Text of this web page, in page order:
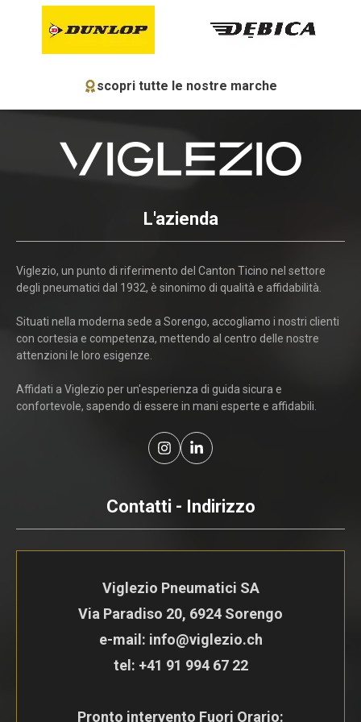
scopri tutte le nostre marche
L'azienda
Viglezio, un punto di riferimento del Canton Ticino nel settore
degli pneumatici dal 1932, è sinonimo di qualità e affidabilità.
Situati nella moderna sede a Sorengo, accogliamo i nostri clienti
con cortesia e competenza, mettendo al centro delle nostre
attenzioni le loro esigenze.
Affidati a Viglezio per un'esperienza di guida sicura e
confortevole, sapendo di essere in mani esperte e affidabili.
Contatti - Indirizzo
Viglezio Pneumatici SA
Via Paradiso 20, 6924 Sorengo
e-mail: info@viglezio.ch
tel: +41 91 994 67 22
Pronto intervento Fuori Orario: